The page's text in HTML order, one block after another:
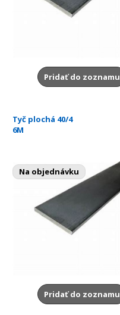
Pridať do zoznamu
Tyč plochá 40/4
6M
Na objednávku
Pridať do zoznamu